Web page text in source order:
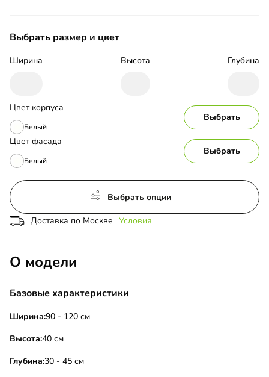
Выбрать размер и цвет
Ширина Высота Глубина
Цвет корпуса
Белый
Выбрать
Цвет фасада
Белый
Выбрать
Выбрать опции
Доставка по Москве Условия
О модели
Базовые характеристики
Ширина:90 - 120 см
Высота:40 см
Глубина:30 - 45 см